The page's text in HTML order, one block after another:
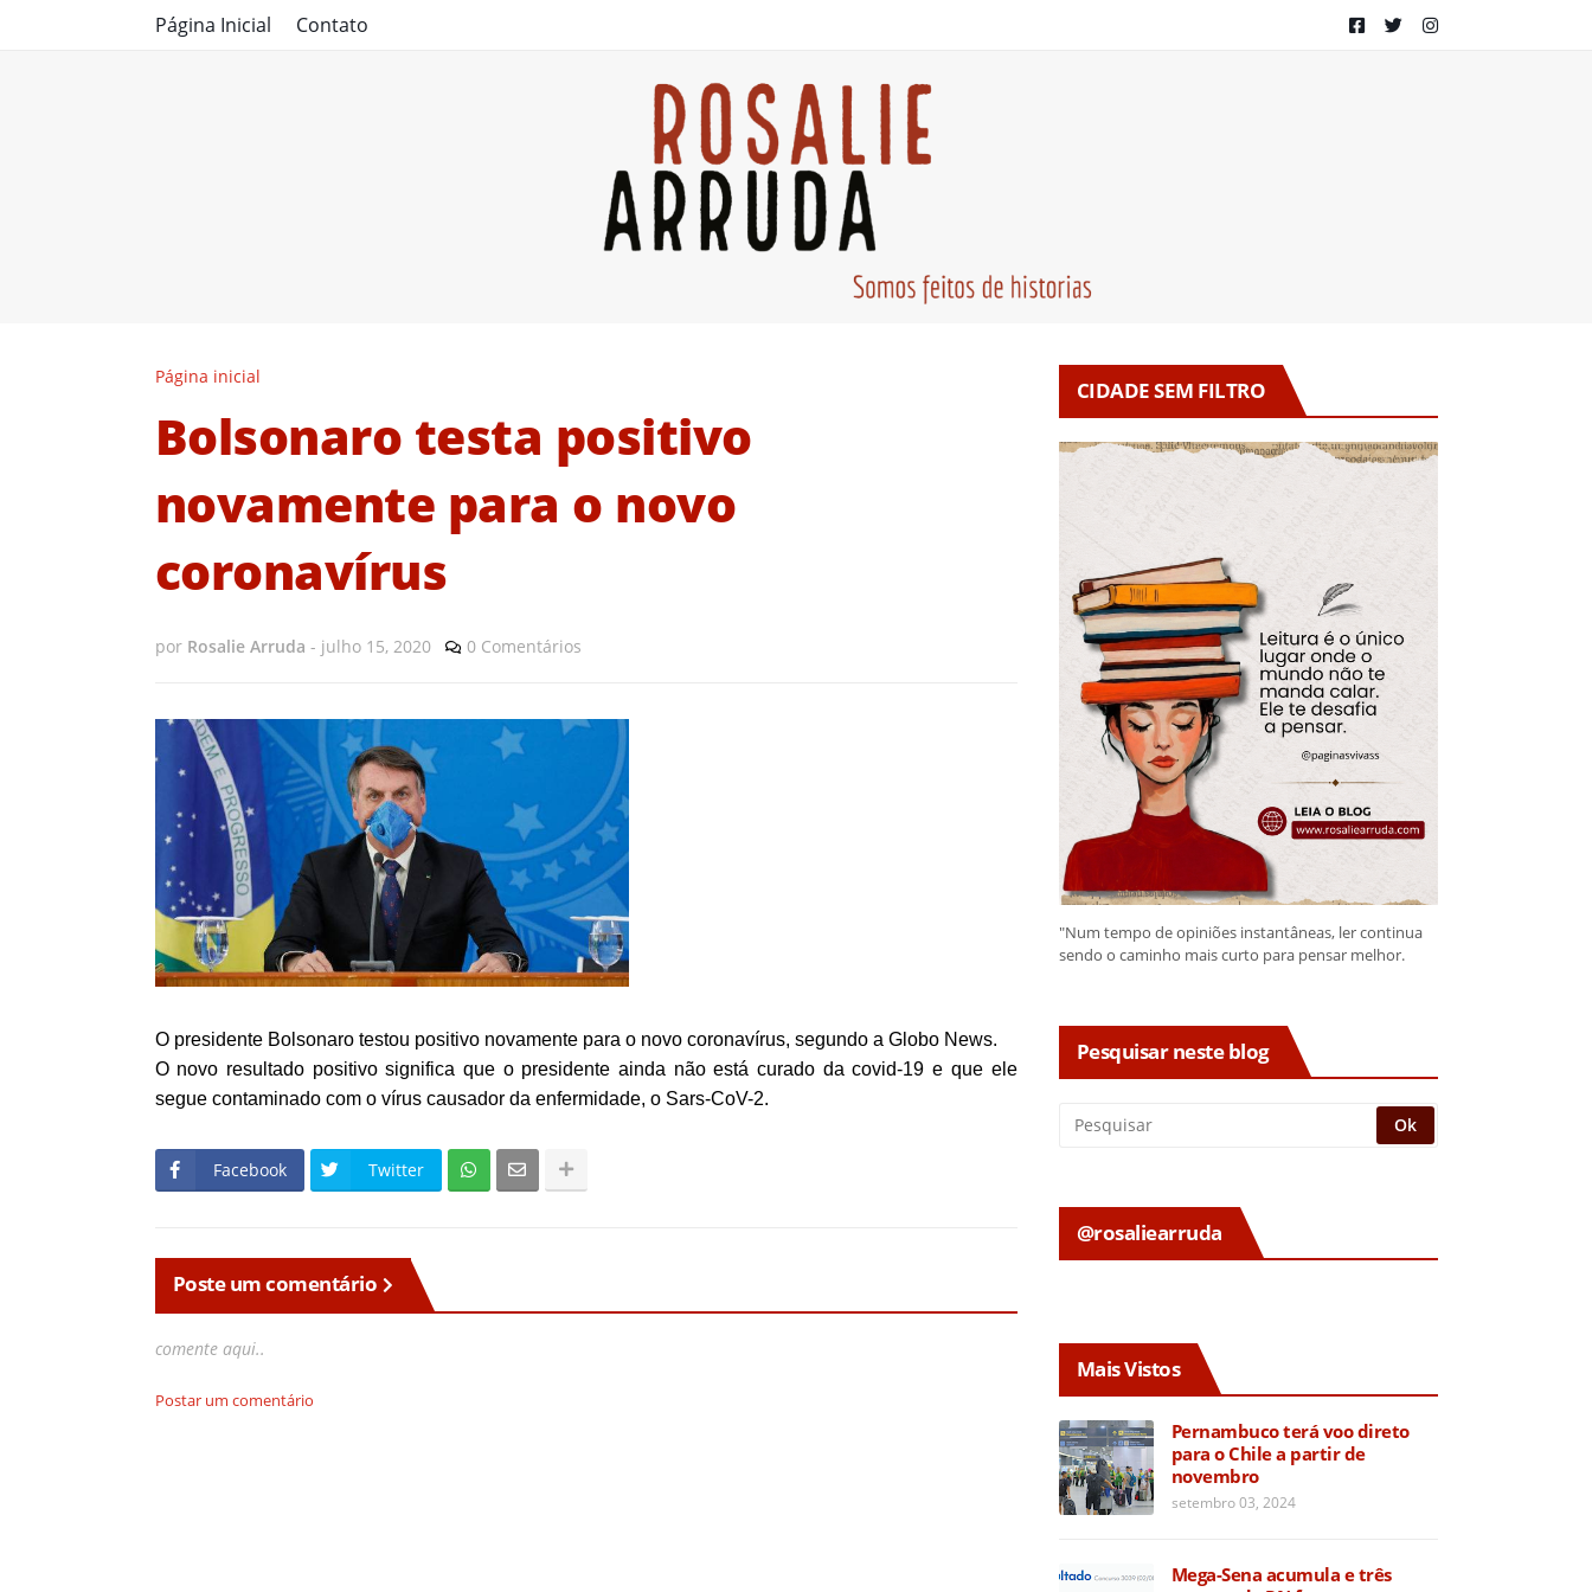
Página Inicial Contato
Página inicial
Bolsonaro testa positivo
novamente para o novo
coronavírus
por Rosalie Arruda - julho 15, 2020 0 Comentários
O presidente Bolsonaro testou positivo novamente para o novo coronavírus, segundo a Globo News.
O novo resultado positivo significa que o presidente ainda não está curado da covid-19 e que ele
segue contaminado com o vírus causador da enfermidade, o Sars-CoV-2.
Facebook Twitter
Poste um comentário
comente aqui..
Postar um comentário
CIDADE SEM FILTRO
"Num tempo de opiniões instantâneas, ler continua
sendo o caminho mais curto para pensar melhor.
Pesquisar neste blog
@rosaliearruda
Mais Vistos
Pernambuco terá voo direto
para o Chile a partir de
novembro
setembro 03, 2024
Mega-Sena acumula e três